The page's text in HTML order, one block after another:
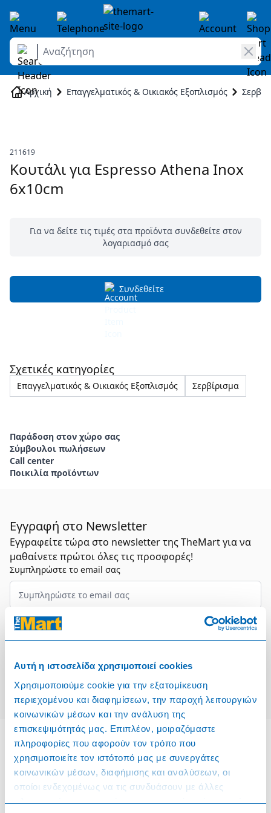
Αυτή η ιστοσελίδα χρησιμοποιεί cookies
Χρησιμοποιούμε cookie για την εξατομίκευση
περιεχομένου και διαφημίσεων, την παροχή λειτουργιών
κοινωνικών μέσων και την ανάλυση της
επισκεψιμότητάς μας. Επιπλέον, μοιραζόμαστε
πληροφορίες που αφορούν τον τρόπο που
χρησιμοποιείτε τον ιστότοπό μας με συνεργάτες
κοινωνικών μέσων, διαφήμισης και αναλύσεων, οι
οποίοι ενδεχομένως να τις συνδυάσουν με άλλες
πληροφορίες που τους έχετε παραχωρήσει ή τις οποίες
Skip to Content
Αναζήτηση
Αρχική Επαγγελματικός & Οικιακός Εξοπλισμός
211619
Κουτάλι για Espresso Athena Inox
6x10cm
Για να δείτε τις τιμές στα προϊόντα συνδεθείτε στον
λογαριασμό σας
Συνδεθείτε
Σχετικές κατηγορίες
Επαγγελματικός & Οικιακός Εξοπλισμός Σερβίρισμα
Παράδοση στον χώρο σας
Σύμβουλοι πωλήσεων
Call center
Ποικιλία προϊόντων
Εγγραφή στο Newsletter
Εγγραφείτε τώρα στο newsletter της TheMart για να
μαθαίνετε πρώτοι όλες τις προσφορές!
Συμπληρώστε το email σας
Επιλέξτε τον τομέα σας
Πληροφορίες
Όροι & Προϋποθέσεις